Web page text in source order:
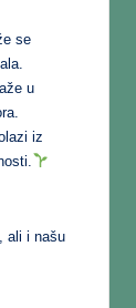
se
u
iz
ali i našu